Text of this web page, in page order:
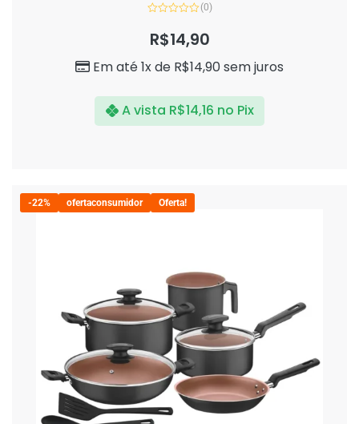
de
(0)
R$14,90
Em até 1x de R$14,90sem juros
A vista R$14,16 no Pix
-22% ofertaconsumidor Oferta!